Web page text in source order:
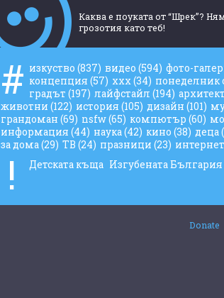
Каква е поуката от “Шрек”?
грозотия като теб!
# изкуство (837) видео (594) фото-
концепция (57) ххх(34) понеделник
градът (197) лайфстайл (194)
животни (122) история (105) дизайн (101)
грандоман (69) nsfw(65) компютър (60)
информация (44) наука(42) кино (38) деца
за дома(29) ТВ (24) празници (23) интернет
! Детската къща Изгубената България
Donate